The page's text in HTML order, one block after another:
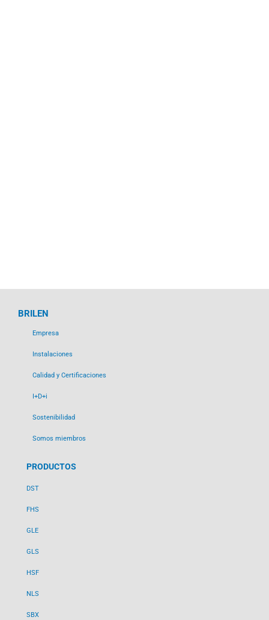
BRILEN
Empresa
Instalaciones
Calidad y Certificaciones
I+D+i
Sostenibilidad
Somos miembros
PRODUCTOS
DST
FHS
GLE
GLS
HSF
NLS
SBX